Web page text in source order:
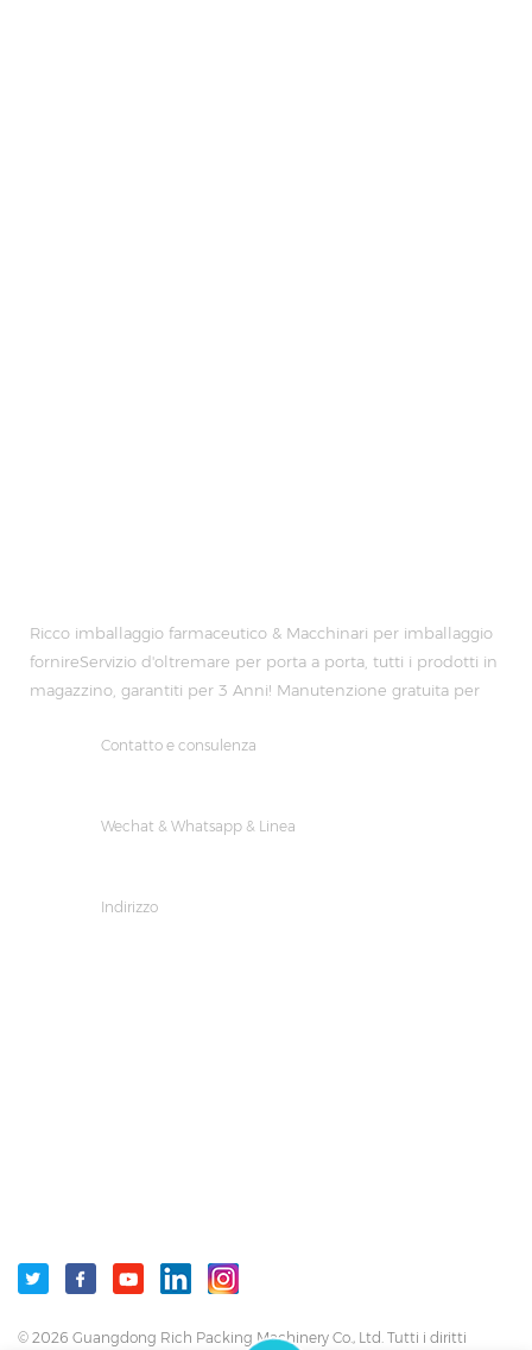
Ricco imballaggio farmaceutico & Macchinari per imballaggio
fornireServizio d'oltremare per porta a porta, tutti i prodotti in
magazzino, garantiti per 3 Anni! Manutenzione gratuita per
Contatto e consulenza
Wechat & Whatsapp & Linea
Indirizzo
© 2026 Guangdong Rich Packing Machinery Co., Ltd. Tutti i diritti